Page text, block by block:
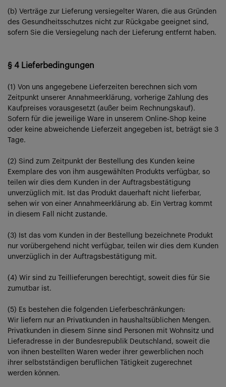
(b) Verträge zur Lieferung versiegelter Waren, die aus Gründen
des Gesundheitsschutzes nicht zur Rückgabe geeignet sind,
sofern Sie die Versiegelung nach der Lieferung entfernt haben.
§ 4 Lieferbedingungen
(1) Von uns angegebene Lieferzeiten berechnen sich vom
Zeitpunkt unserer Annahmeerklärung, vorherige Zahlung des
Kaufpreises vorausgesetzt (außer beim Rechnungskauf).
Sofern für die jeweilige Ware in unserem Online-Shop keine
oder keine abweichende Lieferzeit angegeben ist, beträgt sie 3
Tage.
(2) Sind zum Zeitpunkt der Bestellung des Kunden keine
Exemplare des von ihm ausgewählten Produkts verfügbar, so
teilen wir dies dem Kunden in der Auftragsbestätigung
unverzüglich mit. Ist das Produkt dauerhaft nicht lieferbar,
sehen wir von einer Annahmeerklärung ab. Ein Vertrag kommt
in diesem Fall nicht zustande.
(3) Ist das vom Kunden in der Bestellung bezeichnete Produkt
nur vorübergehend nicht verfügbar, teilen wir dies dem Kunden
unverzüglich in der Auftragsbestätigung mit.
(4) Wir sind zu Teillieferungen berechtigt, soweit dies für Sie
zumutbar ist.
(5) Es bestehen die folgenden Lieferbeschränkungen:
Wir liefern nur an Privatkunden in haushaltsüblichen Mengen.
Privatkunden in diesem Sinne sind Personen mit Wohnsitz und
Lieferadresse in der Bundesrepublik Deutschland, soweit die
von ihnen bestellten Waren weder ihrer gewerblichen noch
ihrer selbstständigen beruflichen Tätigkeit zugerechnet
werden können.